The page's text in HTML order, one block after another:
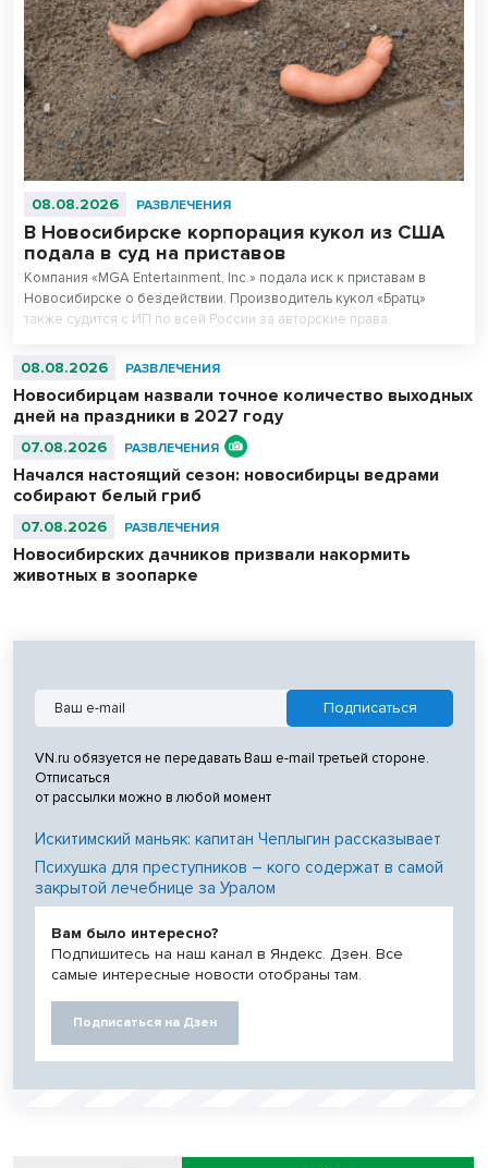
08.08.2026 РАЗВЛЕЧЕНИЯ
В Новосибирске корпорация кукол из США
подала в суд на приставов
Компания «MGA Entertainment, Inc.» подала иск к приставам в
Новосибирске о бездействии. Производитель кукол «Братц»
также судится с ИП по всей России за авторские права.
08.08.2026 РАЗВЛЕЧЕНИЯ
Новосибирцам назвали точное количество выходных
дней на праздники в 2027 году
07.08.2026 РАЗВЛЕЧЕНИЯ
Начался настоящий сезон: новосибирцы ведрами
собирают белый гриб
07.08.2026 РАЗВЛЕЧЕНИЯ
Новосибирских дачников призвали накормить
животных в зоопарке
VN.ru обязуется не передавать Ваш e-mail третьей стороне.
Отписаться
от рассылки можно в любой момент
Искитимский маньяк: капитан Чеплыгин рассказывает
Психушка для преступников – кого содержат в самой
закрытой лечебнице за Уралом
Вам было интересно?
Подпишитесь на наш канал в Яндекс. Дзен. Все
самые интересные новости отобраны там.
Подписаться на Дзен